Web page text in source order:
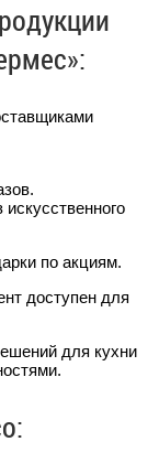
по акциям.
доступен для
для кухни